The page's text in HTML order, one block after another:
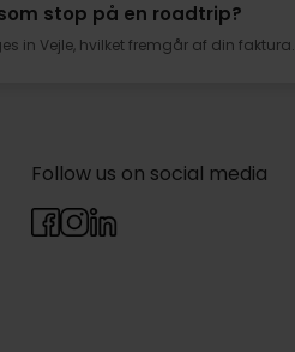
stop på en roadtrip?
in Vejle, hvilket fremgår af din faktura.
Follow us on social media